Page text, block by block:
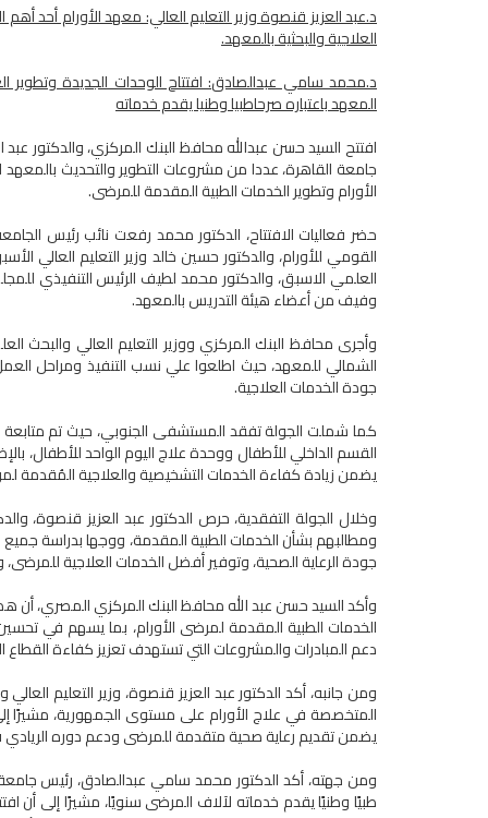
د.عبد العزيز قنصوة وزير التعليم العالي: معهد الأورام أحد
العلاجية والبحثية بالمعهد.
د.محمد سامي عبدالصادق: افتتاح الوحدات الجديدة وتطوير
المعهد باعتباره صرحاطبيا وطنيا يقدم خدماته
افتتح السيد حسن عبدالله محافظ البنك المركزي، والدكتور
جامعة القاهرة، عددا من مشروعات التطوير والتحديث
الأورام وتطوير الخدمات الطبية المقدمة للمرضى.
حضر فعاليات الافتتاح، الدكتور محمد رفعت نائب رئيس
القومي للأورام، والدكتور حسين خالد وزير التعليم العالي
العلمي الاسبق، والدكتور محمد لطيف الرئيس التنفيذي
وفيف من أعضاء هيئة التدريس بالمعهد.
وأجرى محافظ البنك المركزي ووزير التعليم العالي والبحث
الشمالي للمعهد، حيث اطلعوا علي نسب التنفيذ ومراحل
جودة الخدمات العلاجية.
كما شملت الجولة تفقد المستشفى الجنوبي، حيث تم متابعة
القسم الداخلي للأطفال ووحدة علاج اليوم الواحد للأطفال،
يضمن زيادة كفاءة الخدمات التشخيصية والعلاجية المُقدمة
وخلال الجولة التفقدية، حرص الدكتور عبد العزيز قنصوة،
ومطالبهم بشأن الخدمات الطبية المقدمة، ووجها بدراسة
جودة الرعاية الصحية، وتوفير أفضل الخدمات العلاجية
وأكد السيد حسن عبد الله محافظ البنك المركزي المصري،
الخدمات الطبية المقدمة لمرضى الأورام، بما يسهم في
دعم المبادرات والمشروعات التي تستهدف تعزيز كفاءة
ومن جانبه، أكد الدكتور عبد العزيز قنصوة، وزير التعليم
المتخصصة في علاج الأورام على مستوى الجمهورية، مشيرًا إلى
يضمن تقديم رعاية صحية متقدمة للمرضى ودعم دوره الريادي
ومن جهته، أكد الدكتور محمد سامي عبدالصادق، رئيس
طبيًا وطنيًا يقدم خدماته لآلاف المرضى سنويًا، مشيرًا إلى أن